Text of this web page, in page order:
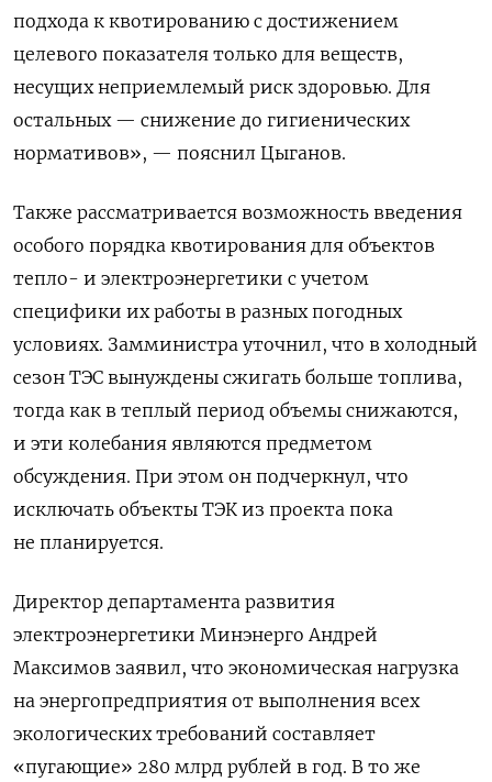
подхода к квотированию с достижением
целевого показателя только для веществ,
несущих неприемлемый риск здоровью. Для
остальных — снижение до гигиенических
нормативов», — пояснил Цыганов.
Также рассматривается возможность введения
особого порядка квотирования для объектов
тепло- и электроэнергетики с учетом
специфики их работы в разных погодных
условиях. Замминистра уточнил, что в холодный
сезон ТЭС вынуждены сжигать больше топлива,
тогда как в теплый период объемы снижаются,
и эти колебания являются предметом
обсуждения. При этом он подчеркнул, что
исключать объекты ТЭК из проекта пока
не планируется.
Директор департамента развития
электроэнергетики Минэнерго Андрей
Максимов заявил, что экономическая нагрузка
на энергопредприятия от выполнения всех
экологических требований составляет
«пугающие» 280 млрд рублей в год. В то же